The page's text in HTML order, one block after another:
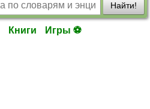
Найти!
Книги Игры ⚽